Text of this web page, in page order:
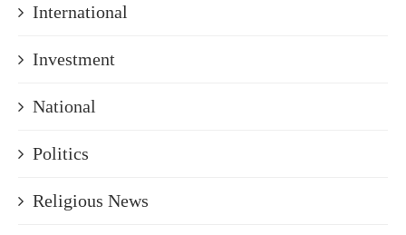
International
Investment
National
Politics
Religious News